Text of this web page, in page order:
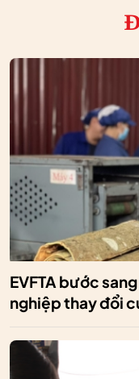
EVFTA bước
nghiệp thay đổi